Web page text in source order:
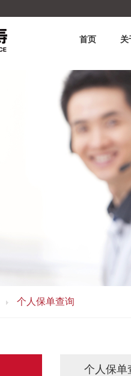
首页 关
个人保单查询
个人保单